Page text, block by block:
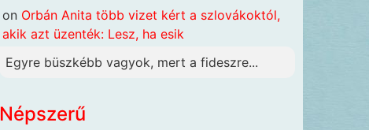
on Orbán Anita több vizet kért a szlovákoktól,
akik azt üzenték: Lesz, ha esik
Egyre büszkébb vagyok, mert a fideszre...
Népszerű